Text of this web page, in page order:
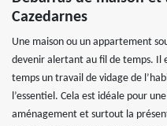
Cazedarnes
Une maison ou un appartement
devenir alertant au fil de temps. Il
temps un travail de vidage de
l’essentiel. Cela est idéale pour
aménagement et surtout la